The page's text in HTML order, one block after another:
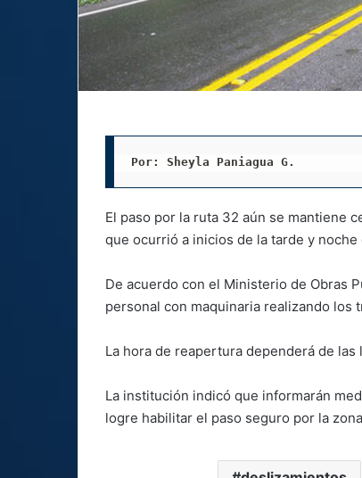
Por: Sheyla Paniagua G.
El paso por la ruta 32 aún se mantiene
que ocurrió a inicios de la tarde y
De acuerdo con el Ministerio de Obras
personal con maquinaria realizando los
La hora de reapertura dependerá de
La institución indicó que informarán
logre habilitar el paso seguro por la